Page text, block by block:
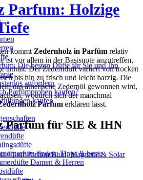
Die besten Düfte für Sie und Ihn
anfordern
Parfümproben kaufen?
kaufen
finden: Tipps & beste
Damen & Herren
Parfum: Holzige
kommtZedernholz in Parfüm relativ
ist vor allem in der Basisnote anzutreffen,
anhält. Der Zedernduft variiert von trocken
bis hin zu frisch und leicht harzig. Die
das ätherische Zedernöl gewonnen wird,
wodurch sich der manchmal
Parfum erklären lässt.
Parfum für SIE & IHN